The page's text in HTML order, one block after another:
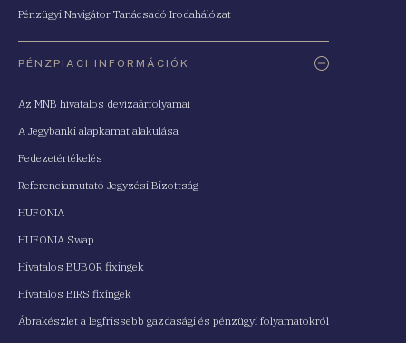
Pénzügyi Navigátor Tanácsadó Irodahálózat
PÉNZPIACI INFORMÁCIÓK
Az MNB hivatalos devizaárfolyamai
A Jegybanki alapkamat alakulása
Fedezetértékelés
Referenciamutató Jegyzési Bizottság
HUFONIA
HUFONIA Swap
Hivatalos BUBOR fixingek
Hivatalos BIRS fixingek
Ábrakészlet a legfrissebb gazdasági és pénzügyi folyamatokról